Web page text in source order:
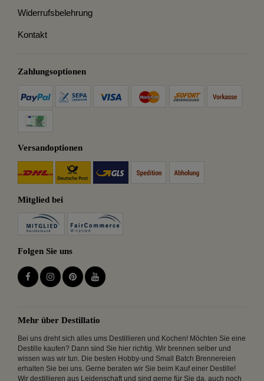
Widerrufsbelehrung
Kontakt
Zahlungsoptionen
Versandoptionen
Mitglied bei
Folgen Sie uns
Mehr über Destillatio
Bei uns dreht sich alles ums Destillieren und Kochen! Möchten Sie eine
Destille kaufen? Dann sind Sie hier richtig. Wir brennen selber und
wissen was wir tun. Die besten Hobby-und Small Batch Brennereien
erhalten Sie bei uns. Gerne beraten wir Sie beim Kauf einer Destille!
Wir destillieren aus Leidenschaft und sind gerne für Sie da, auch noch